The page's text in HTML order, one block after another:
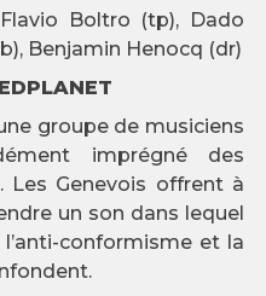
Boltro (tp), Dado
Benjamin Henocq (dr)
groupe de musiciens
imprégné des
Les Genevois offrent à
un son dans lequel
l’anti-conformisme et la